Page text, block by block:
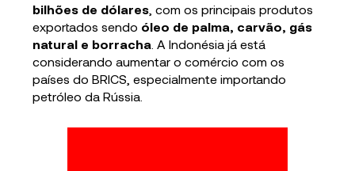
bilhões de dólares , com os principais produtos
exportados sendo óleo de palma, carvão, gás
natural e borracha . A Indonésia já está
considerando aumentar o comércio com os
países do BRICS, especialmente importando
petróleo da Rússia.